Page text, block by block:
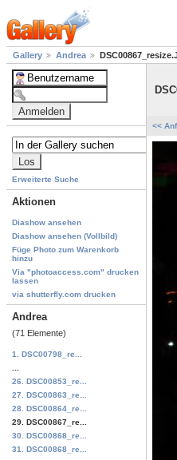
Gallery Andrea
Erweiterte Suche
Aktionen
Diashow ansehen
Diashow ansehen (Vollbild)
Füge Photo zum Warenkorb
hinzu
Via "photoaccess.com" drucken
lassen
via shutterfly.com drucken
Andrea
(71 Elemente)
1. DSC00798_re...
26. DSC00853_re...
27. DSC00863_re...
28. DSC00864_re...
29. DSC00867_re...
30. DSC00868_re...
31. DSC00868_re...
<<